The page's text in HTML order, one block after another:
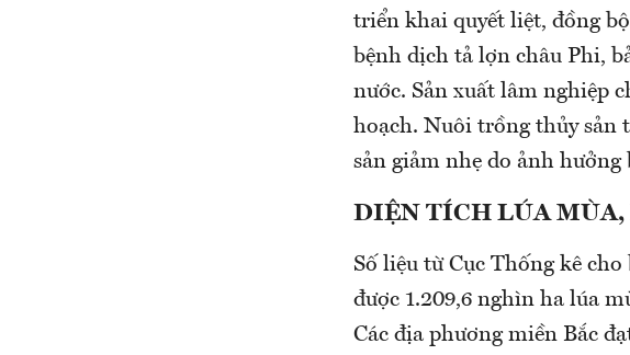
triển khai quyết liệt, đồng
bệnh dịch tả lợn châu Phi,
nước. Sản xuất lâm nghiệp
hoạch. Nuôi trồng thủy sản
sản giảm nhẹ do ảnh hưởng
DIỆN TÍCH LÚA
Số liệu từ Cục Thống kê
được 1.209,6 nghìn ha lúa
Các địa phương miền Bắc